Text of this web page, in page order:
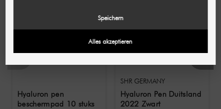
Hyaluron pen
beschermpad 10 stuks
SHR GERMANY
Hyaluron Pen Duitsland
2022 Zwart
Speichern
Alles akzeptieren